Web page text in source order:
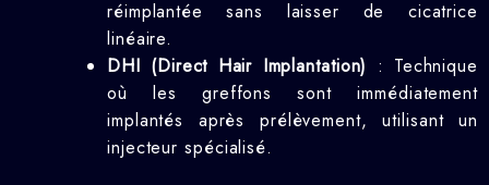
réimplantée sans laisser de cicatrice
linéaire.
DHI (Direct Hair Implantation) : Technique
où les greffons sont immédiatement
implantés après prélèvement, utilisant un
injecteur spécialisé.